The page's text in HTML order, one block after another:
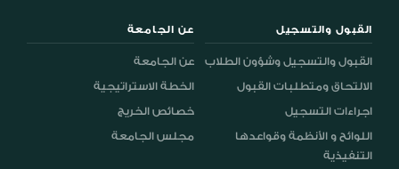
القبول والتسجيل
القبول والتسجيل وشؤون الطلاب
الالتحاق ومتطلبات القبول
اجراءات التسجيل
اللوائح و الأنظمة وقواعدها
التنفيذية
عن الجامعة
عن الجامعة
الخطة الاستراتيجية
خصائص الخريج
مجلس الجامعة